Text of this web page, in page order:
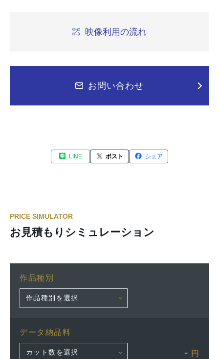
映像利用の流れ
お問い合わせ
LINE ポスト シェア
PRICE SIMULATOR
お見積もりシミュレーション
作品種別
データ納品料
- 円